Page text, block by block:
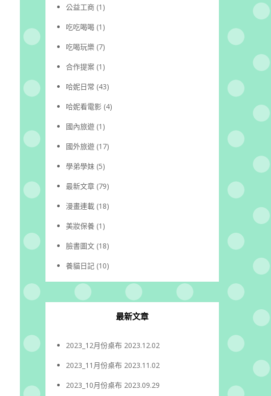
公益工商 (1)
吃吃喝喝 (1)
吃喝玩樂 (7)
合作提案 (1)
哈妮日常 (43)
哈妮看電影 (4)
國內旅遊 (1)
國外旅遊 (17)
學弟學妹 (5)
最新文章 (79)
漫畫連載 (18)
美妝保養 (1)
臉書圖文 (18)
養貓日記 (10)
最新文章
2023_12月份桌布 2023.12.02
2023_11月份桌布 2023.11.02
2023_10月份桌布 2023.09.29